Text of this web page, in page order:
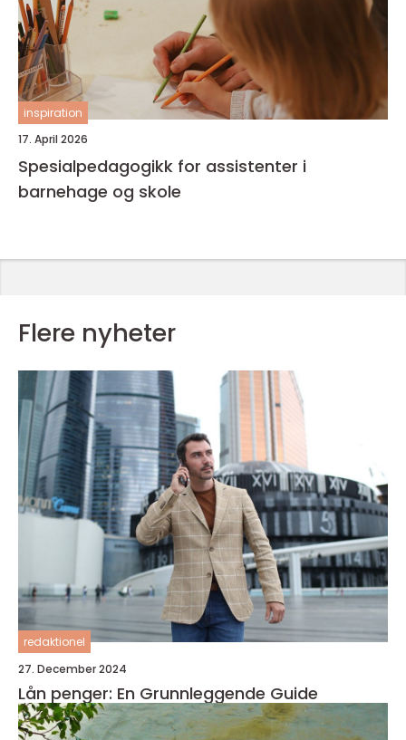
inspiration
17. April 2026
Spesialpedagogikk for assistenter i
barnehage og skole
Flere nyheter
redaktionel
27. December 2024
Lån penger: En Grunnleggende Guide